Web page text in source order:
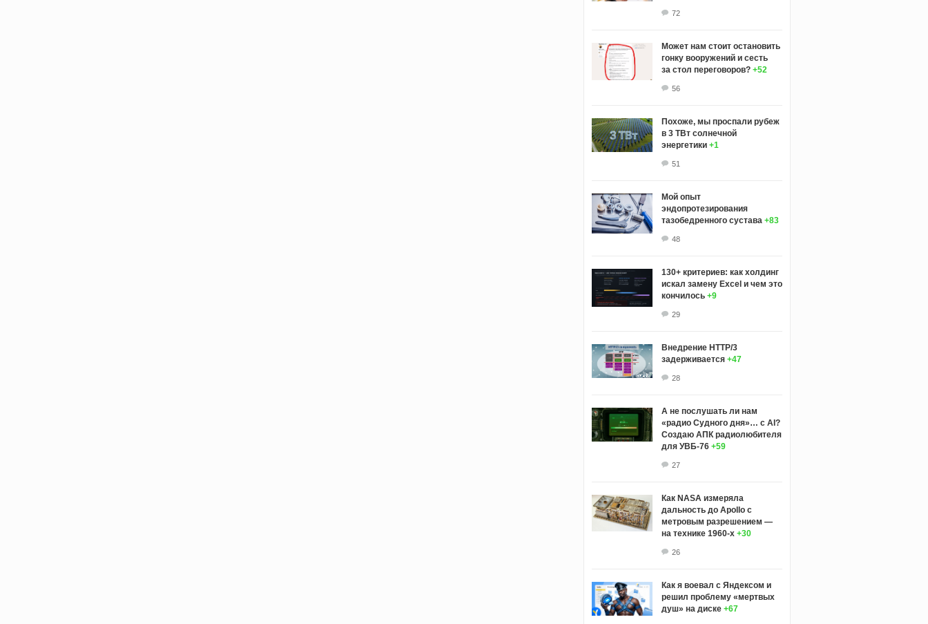
72
Может нам стоит остановить
гонку вооружений и сесть
за стол переговоров? +52
56
Похоже, мы проспали рубеж
в 3 ТВт солнечной
энергетики +1
51
Мой опыт
эндопротезирования
тазобедренного сустава +83
48
130+ критериев: как холдинг
искал замену Excel и чем это
кончилось +9
29
Внедрение HTTP/3
задерживается +47
28
А не послушать ли нам
«радио Судного дня»… с AI?
Создаю АПК радиолюбителя
для УВБ-76 +59
27
Как NASA измеряла
дальность до Apollo с
метровым разрешением —
на технике 1960-х +30
26
Как я воевал с Яндексом и
решил проблему «мертвых
душ» на диске +67